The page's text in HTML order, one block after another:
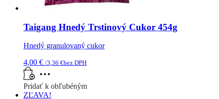
Taigang Hnedý Trstinový Cukor 454g
Hnedý granulovaný cukor
4,00 € /3,36 €bez DPH
Pridať k obľubéným
ZĽAVA!